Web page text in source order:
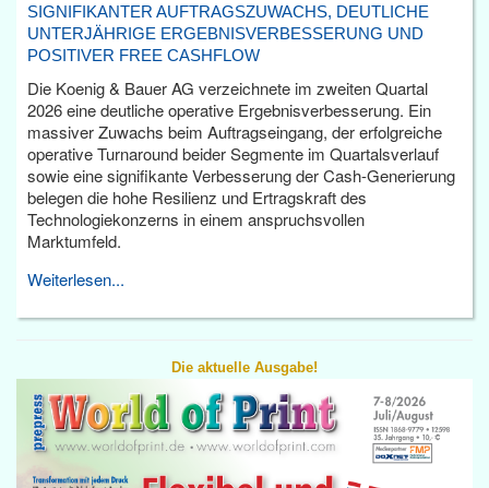
SIGNIFIKANTER AUFTRAGSZUWACHS, DEUTLICHE
UNTERJÄHRIGE ERGEBNISVERBESSERUNG UND
POSITIVER FREE CASHFLOW
Die Koenig & Bauer AG verzeichnete im zweiten Quartal
2026 eine deutliche operative Ergebnisverbesserung. Ein
massiver Zuwachs beim Auftragseingang, der erfolgreiche
operative Turnaround beider Segmente im Quartalsverlauf
sowie eine signifikante Verbesserung der Cash-Generierung
belegen die hohe Resilienz und Ertragskraft des
Technologiekonzerns in einem anspruchsvollen
Marktumfeld.
Weiterlesen...
Die aktuelle Ausgabe!